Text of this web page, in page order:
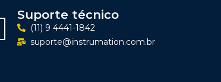
Suporte técnico
(11) 9 4441-1842
suporte@instrumation.com.br